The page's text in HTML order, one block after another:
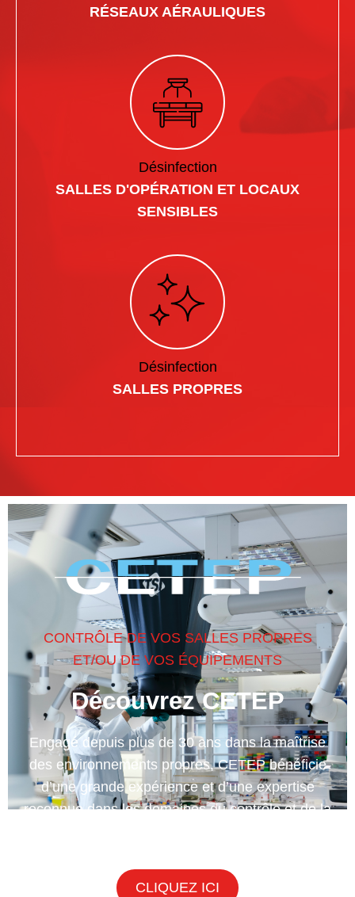
RÉSEAUX AÉRAULIQUES
Désinfection
SALLES D'OPÉRATION ET LOCAUX
SENSIBLES
Désinfection
SALLES PROPRES
CONTRÔLE DE VOS SALLES PROPRES
ET/OU DE VOS ÉQUIPEMENTS
Découvrez CETEP
Engagé depuis plus de 30 ans dans la maîtrise
des environnements propres, CETEP bénéficie
d’une grande expérience et d’une expertise
reconnue dans les domaines du contrôle et de la
CLIQUEZ ICI